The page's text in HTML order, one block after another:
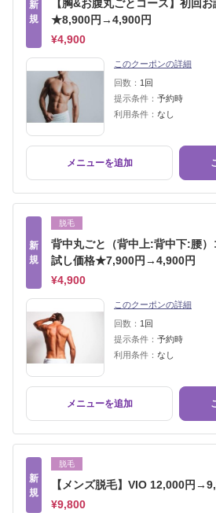
新
規
【胸&お腹丸ごとコース】初回
★8,900円→4,900円
¥4,900
このクーポンの詳細
回数： 1回
提示条件： 予約時
利用条件： なし
メニューを追加
新
規
脱毛
背中丸ごと（背中上:背中下:腰
試し価格★7,900円→4,900円
¥4,900
このクーポンの詳細
回数： 1回
提示条件： 予約時
利用条件： なし
メニューを追加
新
規
脱毛
【メンズ脱毛】VIO 12,000円
¥9,800